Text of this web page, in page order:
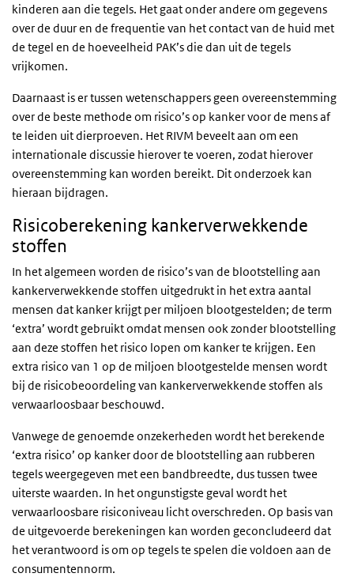
kinderen aan die tegels. Het gaat onder andere om gegevens
over de duur en de frequentie van het contact van de huid met
de tegel en de hoeveelheid PAK’s die dan uit de tegels
vrijkomen.
Daarnaast is er tussen wetenschappers geen overeenstemming
over de beste methode om risico’s op kanker voor de mens af
te leiden uit dierproeven. Het RIVM beveelt aan om een
internationale discussie hierover te voeren, zodat hierover
overeenstemming kan worden bereikt. Dit onderzoek kan
hieraan bijdragen.
Risicoberekening kankerverwekkende
stoffen
In het algemeen worden de risico’s van de blootstelling aan
kankerverwekkende stoffen uitgedrukt in het extra aantal
mensen dat kanker krijgt per miljoen blootgestelden; de term
‘extra’ wordt gebruikt omdat mensen ook zonder blootstelling
aan deze stoffen het risico lopen om kanker te krijgen. Een
extra risico van 1 op de miljoen blootgestelde mensen wordt
bij de risicobeoordeling van kankerverwekkende stoffen als
verwaarloosbaar beschouwd.
Vanwege de genoemde onzekerheden wordt het berekende
‘extra risico’ op kanker door de blootstelling aan rubberen
tegels weergegeven met een bandbreedte, dus tussen twee
uiterste waarden. In het ongunstigste geval wordt het
verwaarloosbare risiconiveau licht overschreden. Op basis van
de uitgevoerde berekeningen kan worden geconcludeerd dat
het verantwoord is om op tegels te spelen die voldoen aan de
consumentennorm.